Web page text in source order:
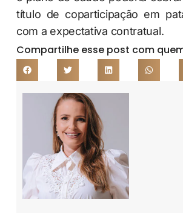
título de coparticipação em
com a expectativa contratual.
Compartilhe esse post com